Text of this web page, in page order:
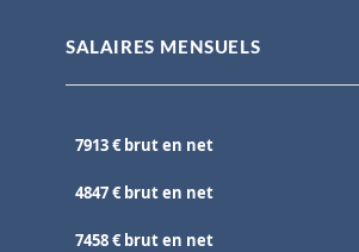
SALAIRES MENSUELS
7913 € brut en net
4847 € brut en net
7458 € brut en net